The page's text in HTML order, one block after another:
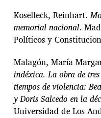
Koselleck, Reinhart.
memorial nacional.
Políticos y
Malagón, María
indéxica. La obra de
tiempos de violencia:
y Doris Salcedo en la
Universidad de Los